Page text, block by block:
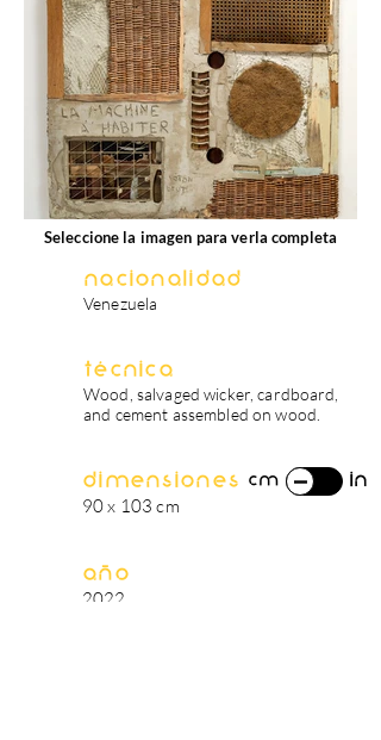
Seleccione la imagen para verla completa
Nacionalidad
Venezuela
Técnica
Wood, salvaged wicker, cardboard,
and cement assembled on wood.
Dimensiones
90 x 103 cm
cm in
Año
2022